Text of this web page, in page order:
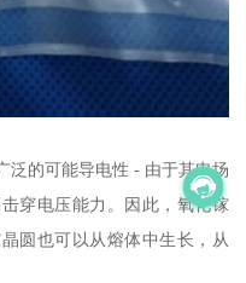
泛的可能导电性 - 由于其电场
穿电压能力。因此，氧化镓
圆也可以从熔体中生长，从